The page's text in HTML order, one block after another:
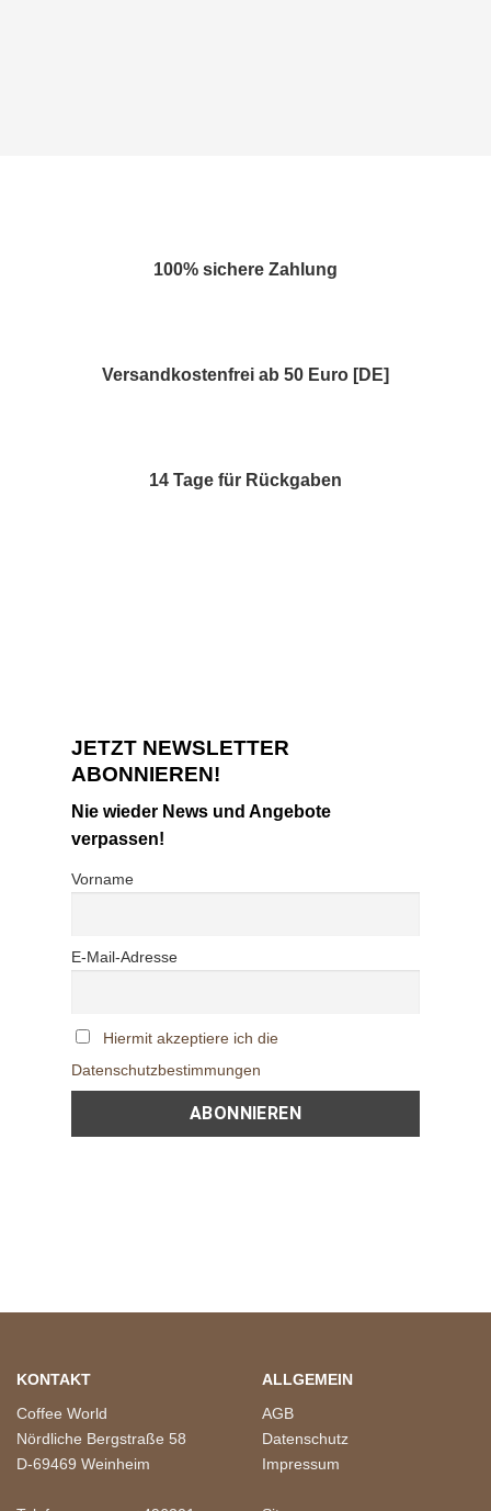
100% sichere Zahlung
Versandkostenfrei ab 50 Euro [DE]
14 Tage für Rückgaben
JETZT NEWSLETTER
ABONNIEREN!
Nie wieder News und Angebote
verpassen!
Vorname
E-Mail-Adresse
Hiermit akzeptiere ich die
Datenschutzbestimmungen
KONTAKT
Coffee World
Nördliche Bergstraße 58
D-69469 Weinheim
ALLGEMEIN
AGB
Datenschutz
Impressum